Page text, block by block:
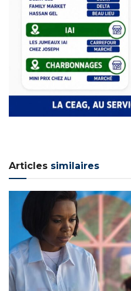
Articles similaires